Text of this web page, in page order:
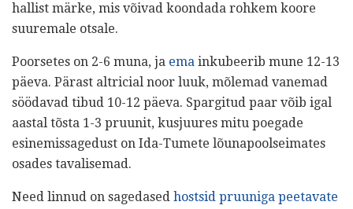
hallist märke, mis võivad koondada rohkem koore
suuremale otsale.
Poorsetes on 2-6 muna, ja ema inkubeerib mune 12-13
päeva. Pärast altricial noor luuk, mõlemad vanemad
söödavad tibud 10-12 päeva. Spargitud paar võib igal
aastal tõsta 1-3 pruunit, kusjuures mitu poegade
esinemissagedust on Ida-Tumete lõunapoolseimates
osades tavalisemad.
Need linnud on sagedased hostsid pruuniga peetavate